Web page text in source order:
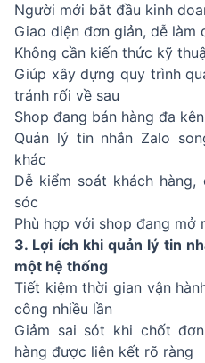
Người mới bắt đầu kinh
Giao diện đơn giản, dễ làm
Không cần kiến thức kỹ
Giúp xây dựng quy trình
tránh rối về sau
Shop đang bán hàng đa
Quản lý tin nhắn Zalo
khác
Dễ kiểm soát khách
sóc
Phù hợp với shop đang mở
3. Lợi ích khi quản lý tin
một hệ thống
Tiết kiệm thời gian vận
công nhiều lần
Giảm sai sót khi chốt
hàng được liên kết rõ ràng